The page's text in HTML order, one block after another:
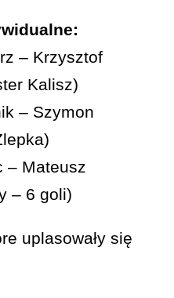
– Krzysztof
Kalisz)
– Szymon
– Mateusz
– 6 goli)
uplasowały się